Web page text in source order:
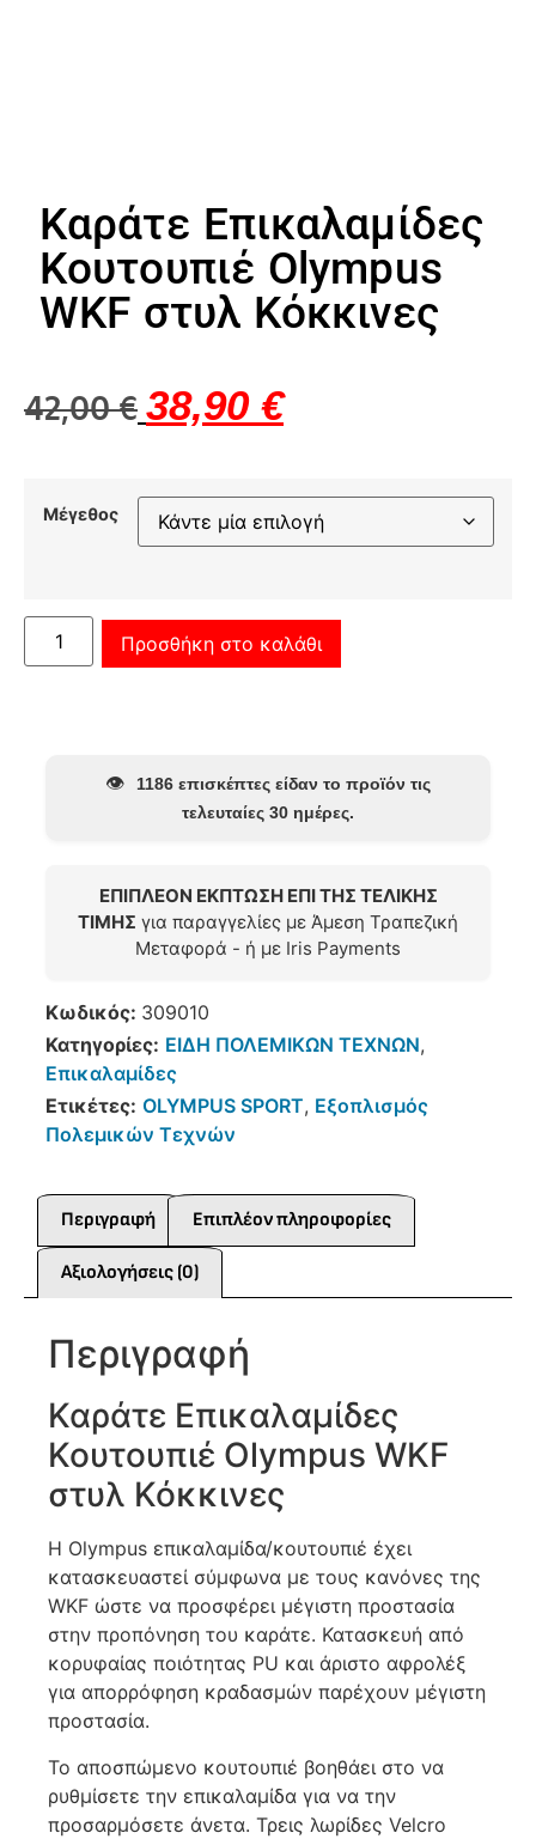
Καράτε Επικαλαμίδες
Κουτουπιέ Olympus
WKF στυλ Κόκκινες
42,00€ 38,90 €
Μέγεθος
Προσθήκη στο καλάθι
👁️
1186 επισκέπτες είδαν το προϊόν τις
τελευταίες 30 ημέρες.
ΕΠΙΠΛΕΟΝ ΕΚΠΤΩΣΗ ΕΠΙ ΤΗΣ ΤΕΛΙΚΗΣ
ΤΙΜΗΣ για παραγγελίες με Άμεση Τραπεζική
Μεταφορά - ή με Iris Payments
Κωδικός: 309010
Κατηγορίες: ΕΙΔΗ ΠΟΛΕΜΙΚΩΝ ΤΕΧΝΩΝ,
Επικαλαμίδες
Ετικέτες: OLYMPUS SPORT, Εξοπλισμός
Πολεμικών Τεχνών
Περιγραφή Επιπλέον πληροφορίες
Αξιολογήσεις (0)
Περιγραφή
Καράτε Επικαλαμίδες
Κουτουπιέ Olympus WKF
στυλ Κόκκινες
H Olympus επικαλαμίδα/κουτουπιέ έχει
κατασκευαστεί σύμφωνα με τους κανόνες της
WKF ώστε να προσφέρει μέγιστη προστασία
στην προπόνηση του καράτε. Κατασκευή από
κορυφαίας ποιότητας PU και άριστο αφρολέξ
για απορρόφηση κραδασμών παρέχουν μέγιστη
προστασία.
Το αποσπώμενο κουτουπιέ βοηθάει στο να
ρυθμίσετε την επικαλαμίδα για να την
προσαρμόσετε άνετα. Τρεις λωρίδες Velcro